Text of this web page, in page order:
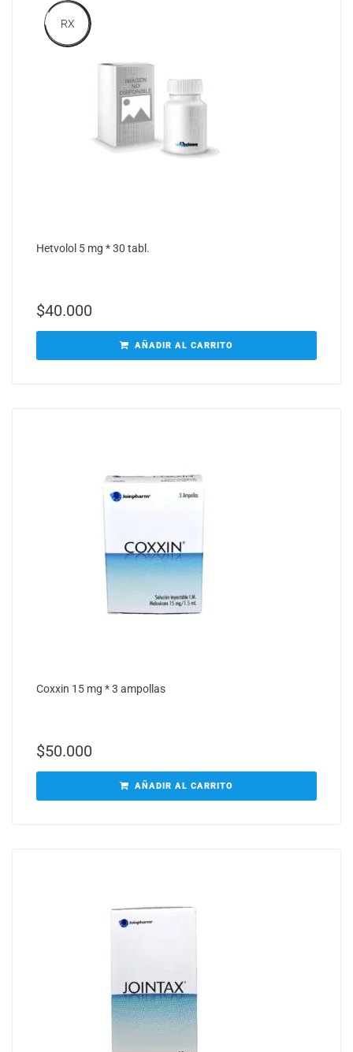
RX
Hetvolol 5 mg * 30 tabl.
$40.000
AÑADIR AL CARRITO
Coxxin 15 mg * 3 ampollas
$50.000
AÑADIR AL CARRITO